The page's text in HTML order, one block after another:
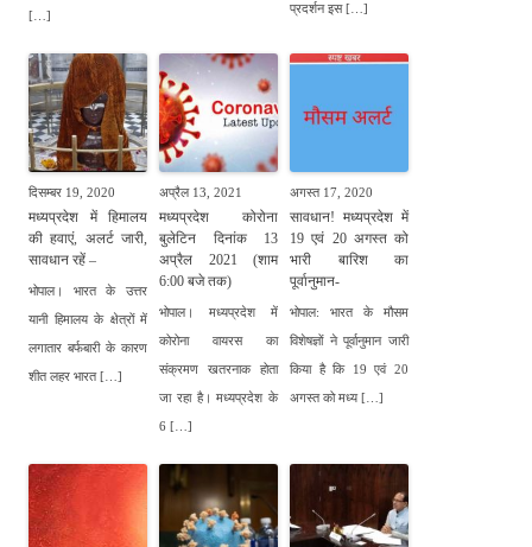
[…]
प्रदर्शन इस […]
दिसम्बर 19, 2020
मध्यप्रदेश में हिमालय
की हवाएं, अलर्ट जारी,
सावधान रहें –
भोपाल। भारत के उत्तर
यानी हिमालय के क्षेत्रों में
लगातार बर्फबारी के कारण
शीत लहर भारत […]
अप्रैल 13, 2021
मध्यप्रदेश कोरोना
बुलेटिन दिनांक 13
अप्रैल 2021 (शाम
6:00 बजे तक)
भोपाल। मध्यप्रदेश में
कोरोना वायरस का
संक्रमण खतरनाक होता
जा रहा है। मध्यप्रदेश के
6 […]
अगस्त 17, 2020
सावधान! मध्यप्रदेश में
19 एवं 20 अगस्त को
भारी बारिश का
पूर्वानुमान-
भोपाल: भारत के मौसम
विशेषज्ञों ने पूर्वानुमान जारी
किया है कि 19 एवं 20
अगस्त को मध्य […]